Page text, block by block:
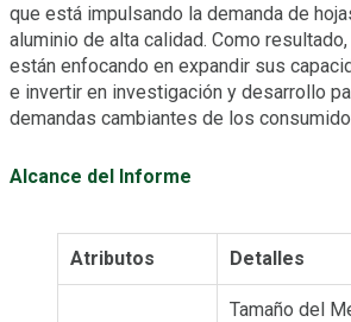
que está impulsando la demanda de
aluminio de alta calidad. Como
están enfocando en expandir sus
e invertir en investigación y desarrollo
demandas cambiantes de los
Alcance del Informe
Atributos Detalles
Tamaño del